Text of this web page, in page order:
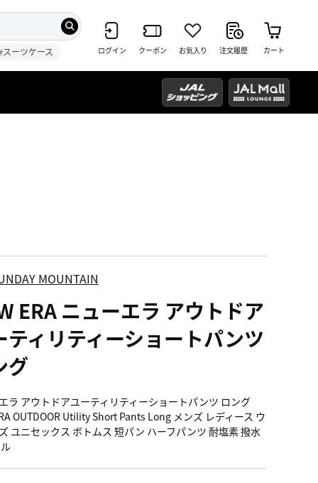
スーツケース ログイン クーポン お気入り 注文履歴 カート
MOUNTAIN
ERA ニューエラ アウトドア
ティリティーショートパンツ
グ
ラ アウトドアユーティリティーショートパンツ ロング
OUTDOOR Utility Short Pants Long メンズ レディース ウ
ユニセックス ボトムス 短パン ハーフパンツ 耐塩素 撥水